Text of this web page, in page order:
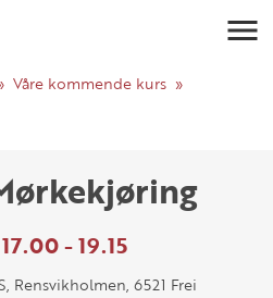
Våre kommende kurs
- 19.15
Rensvikholmen, 6521 Frei